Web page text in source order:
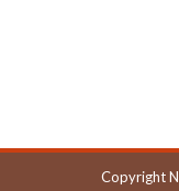
Copyright